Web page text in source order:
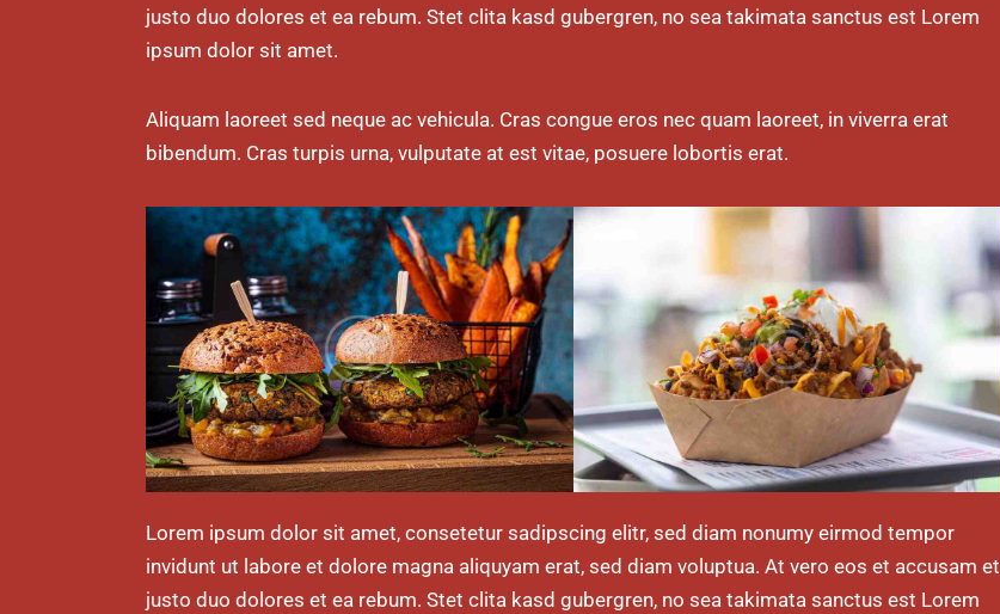
justo duo dolores et ea rebum. Stet clita kasd gubergren, no sea takimata sanctus est Lorem
ipsum dolor sit amet.
Aliquam laoreet sed neque ac vehicula. Cras congue eros nec quam laoreet, in viverra erat
bibendum. Cras turpis urna, vulputate at est vitae, posuere lobortis erat.
Lorem ipsum dolor sit amet, consetetur sadipscing elitr, sed diam nonumy eirmod tempor
invidunt ut labore et dolore magna aliquyam erat, sed diam voluptua. At vero eos et accusam et
justo duo dolores et ea rebum. Stet clita kasd gubergren, no sea takimata sanctus est Lorem